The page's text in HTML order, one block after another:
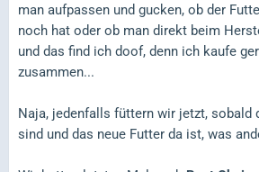
man aufpassen und gucken, ob der
noch hat oder ob man direkt beim
und das find ich doof, denn ich kaufe
zusammen...
Naja, jedenfalls füttern wir jetzt, sobald
sind und das neue Futter da ist, was